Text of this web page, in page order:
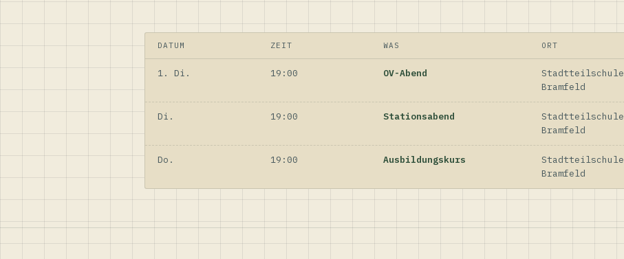
DATUM ZEIT WAS ORT
1. Di. 19:00 OV-Abend
Stadtteilschule
Bramfeld
Di. 19:00 Stationsabend
Stadtteilschule
Bramfeld
Do. 19:00 Ausbildungskurs
Stadtteilschule
Bramfeld